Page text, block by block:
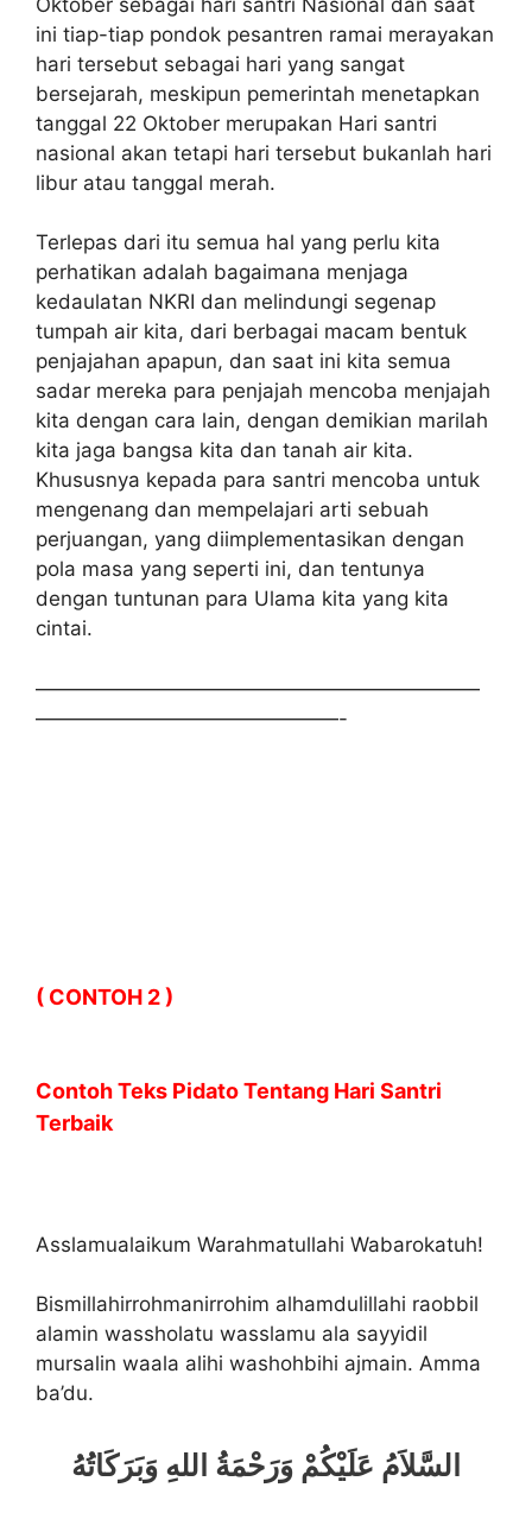
ini tiap-tiap pondok pesantren ramai merayakan
hari tersebut sebagai hari yang sangat
bersejarah, meskipun pemerintah menetapkan
tanggal 22 Oktober merupakan Hari santri
nasional akan tetapi hari tersebut bukanlah hari
libur atau tanggal merah.
Terlepas dari itu semua hal yang perlu kita
perhatikan adalah bagaimana menjaga
kedaulatan NKRI dan melindungi segenap
tumpah air kita, dari berbagai macam bentuk
penjajahan apapun, dan saat ini kita semua
sadar mereka para penjajah mencoba menjajah
kita dengan cara lain, dengan demikian marilah
kita jaga bangsa kita dan tanah air kita.
Khususnya kepada para santri mencoba untuk
mengenang dan mempelajari arti sebuah
perjuangan, yang diimplementasikan dengan
pola masa yang seperti ini, dan tentunya
dengan tuntunan para Ulama kita yang kita
cintai.
——————————————————————
———————————————-
( CONTOH 2 )
Contoh Teks Pidato Tentang Hari Santri
Terbaik
Asslamualaikum Warahmatullahi Wabarokatuh!
Bismillahirrohmanirrohim alhamdulillahi raobbil
alamin wassholatu wasslamu ala sayyidil
mursalin waala alihi washohbihi ajmain. Amma
ba’du.
السَّلاَمُ عَلَيْكُمْ وَرَحْمَةُ اللهِ وَبَرَكَاتُهُ